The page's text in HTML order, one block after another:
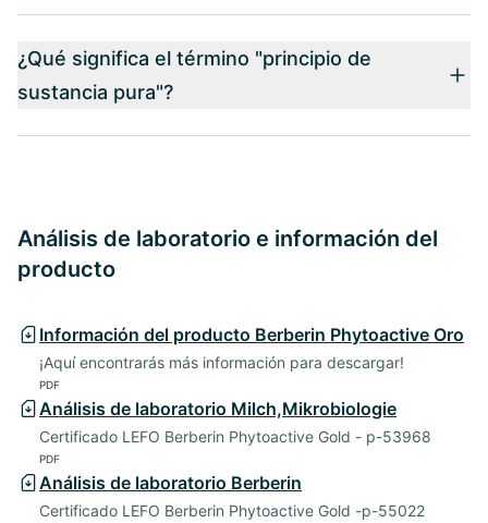
¿Qué significa el término "principio de
sustancia pura"?
Análisis de laboratorio e información del
producto
Información del producto Berberin Phytoactive Oro
¡Aquí encontrarás más información para descargar!
PDF
Análisis de laboratorio Milch,Mikrobiologie
Certificado LEFO Berberin Phytoactive Gold - p-53968
PDF
Análisis de laboratorio Berberin
Certificado LEFO Berberin Phytoactive Gold -p-55022